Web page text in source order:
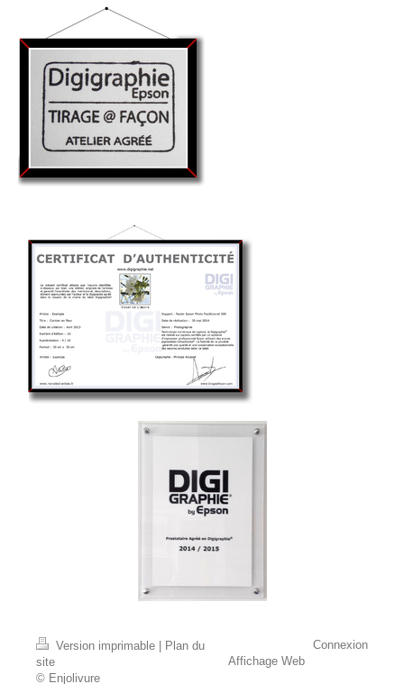
Version imprimable
Plan du
site
© Enjolivure
Connexion
Affichage Web